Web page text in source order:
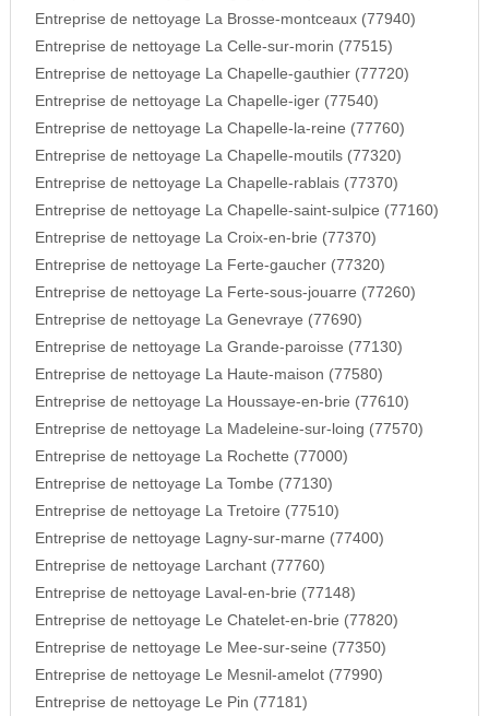
Entreprise de nettoyage La Brosse-montceaux (77940)
Entreprise de nettoyage La Celle-sur-morin (77515)
Entreprise de nettoyage La Chapelle-gauthier (77720)
Entreprise de nettoyage La Chapelle-iger (77540)
Entreprise de nettoyage La Chapelle-la-reine (77760)
Entreprise de nettoyage La Chapelle-moutils (77320)
Entreprise de nettoyage La Chapelle-rablais (77370)
Entreprise de nettoyage La Chapelle-saint-sulpice (77160)
Entreprise de nettoyage La Croix-en-brie (77370)
Entreprise de nettoyage La Ferte-gaucher (77320)
Entreprise de nettoyage La Ferte-sous-jouarre (77260)
Entreprise de nettoyage La Genevraye (77690)
Entreprise de nettoyage La Grande-paroisse (77130)
Entreprise de nettoyage La Haute-maison (77580)
Entreprise de nettoyage La Houssaye-en-brie (77610)
Entreprise de nettoyage La Madeleine-sur-loing (77570)
Entreprise de nettoyage La Rochette (77000)
Entreprise de nettoyage La Tombe (77130)
Entreprise de nettoyage La Tretoire (77510)
Entreprise de nettoyage Lagny-sur-marne (77400)
Entreprise de nettoyage Larchant (77760)
Entreprise de nettoyage Laval-en-brie (77148)
Entreprise de nettoyage Le Chatelet-en-brie (77820)
Entreprise de nettoyage Le Mee-sur-seine (77350)
Entreprise de nettoyage Le Mesnil-amelot (77990)
Entreprise de nettoyage Le Pin (77181)